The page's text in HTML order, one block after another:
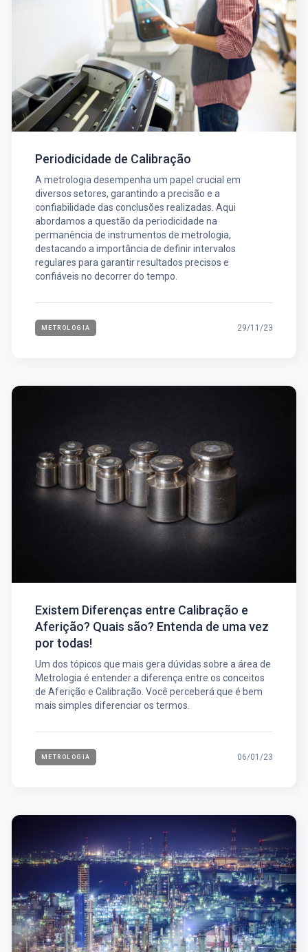
Periodicidade de Calibração
A metrologia desempenha um papel crucial em
diversos setores, garantindo a precisão e a
confiabilidade das conclusões realizadas. Aqui
abordamos a questão da periodicidade na
permanência de instrumentos de metrologia,
destacando a importância de definir intervalos
regulares para garantir resultados precisos e
confiáveis no decorrer do tempo.
METROLOGIA 29/11/23
Existem Diferenças entre Calibração e
Aferição? Quais são? Entenda de uma vez
por todas!
Um dos tópicos que mais gera dúvidas sobre a área de
Metrologia é entender a diferença entre os conceitos
de Aferição e Calibração. Você perceberá que é bem
mais simples diferenciar os termos.
METROLOGIA 06/01/23